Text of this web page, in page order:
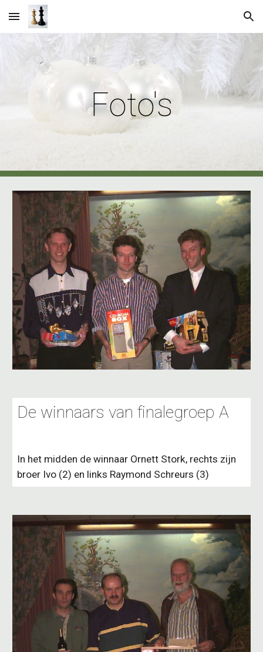
Skip to main content Skip to navigation
Foto's
De winnaars van finalegroep A
In het midden de winnaar Ornett Stork, rechts zijn
broer Ivo (2) en links Raymond Schreurs (3)